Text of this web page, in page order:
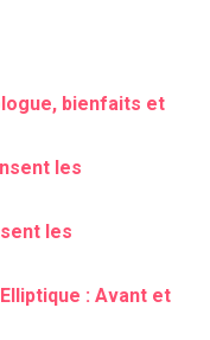
bienfaits et
les
les
: Avant et